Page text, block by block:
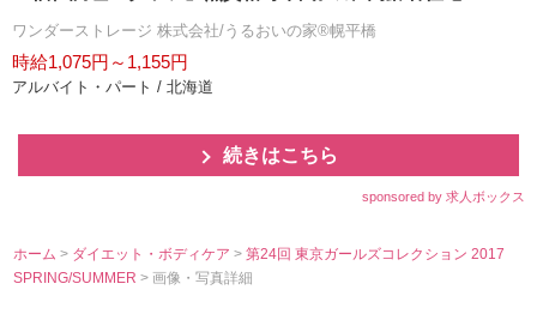
ワンダーストレージ 株式会社/うるおいの家®幌平橋
時給1,075円～1,155円
アルバイト・パート / 北海道
続きはこちら
sponsored by 求人ボックス
ホーム > ダイエット・ボディケア>第24回 東京ガールズコレクション 2017
SPRING/SUMMER> 画像・写真詳細